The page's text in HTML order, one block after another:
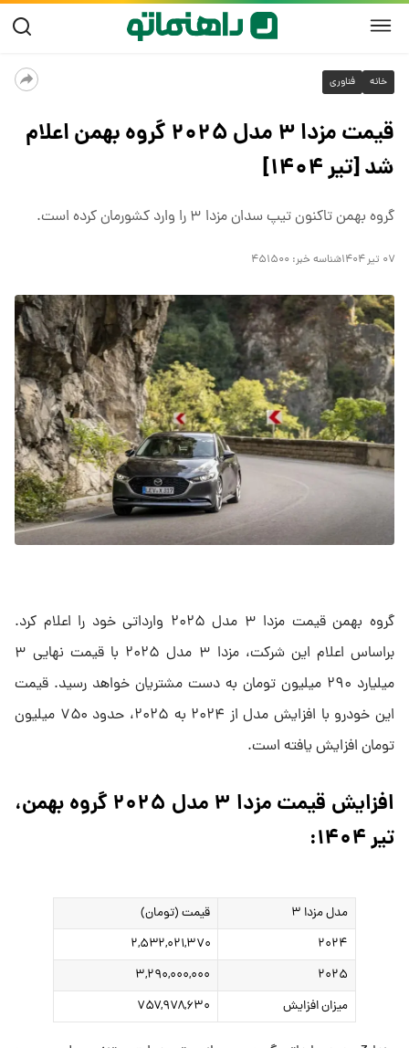
خانه فناوری
قیمت مزدا ۳ مدل ۲۰۲۵ گروه بهمن اعلام
شد [تیر ۱۴۰۴]
گروه بهمن تاکنون تیپ سدان مزدا ۳ را وارد کشورمان کرده است.
۰۷ تیر ۱۴۰۴ شناسه خبر: ۴۵۱۵۰۰
گروه بهمن قیمت مزدا ۳ مدل ۲۰۲۵ وارداتی خود را اعلام کرد.
براساس اعلام این شرکت، مزدا ۳ مدل ۲۰۲۵ با قیمت نهایی ۳
میلیارد ۲۹۰ میلیون تومان به‌ دست مشتریان خواهد رسید. قیمت
این خودرو با افزایش مدل از ۲۰۲۴ به ۲۰۲۵، حدود ۷۵۰ میلیون
تومان افزایش یافته است.
افزایش قیمت مزدا ۳ مدل ۲۰۲۵ گروه بهمن،
تیر ۱۴۰۴:
مدل مزدا ۳
قیمت (تومان)
۲۰۲۴
۲,۵۳۲,۰۲۱,۳۷۰
۲۰۲۵
۳,۲۹۰,۰۰۰,۰۰۰
میزان افزایش
۷۵۷,۹۷۸,۶۳۰